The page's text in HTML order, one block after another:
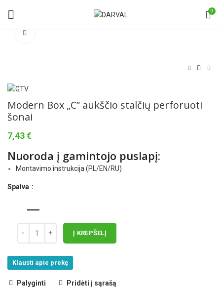
0
Modern Box „C” aukščio stalčių perforuoti
šonai
7,43€
Nuoroda į gamintojo puslapį:
Montavimo instrukcija (PL/EN/RU)
Spalva
Į KREPŠELĮ
Klausti apie prekę
Palyginti Pridėti į sąrašą